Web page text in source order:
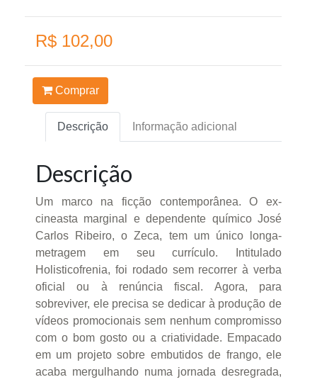
R$ 102,00
Comprar
Descrição Informação adicional
Descrição
Um marco na ficção contemporânea. O ex-
cineasta marginal e dependente químico José
Carlos Ribeiro, o Zeca, tem um único longa-
metragem em seu currículo. Intitulado
Holisticofrenia, foi rodado sem recorrer à verba
oficial ou à renúncia fiscal. Agora, para
sobreviver, ele precisa se dedicar à produção de
vídeos promocionais sem nenhum compromisso
com o bom gosto ou a criatividade. Empacado
em um projeto sobre embutidos de frango, ele
acaba mergulhando numa jornada desregrada,